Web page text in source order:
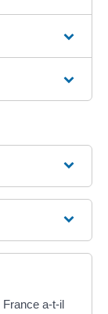
a-t-il